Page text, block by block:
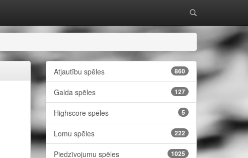
Atjautību spēles 860
Galda spēles 127
Highscore spēles 5
Lomu spēles 222
Piedzīvojumu spēles 1025